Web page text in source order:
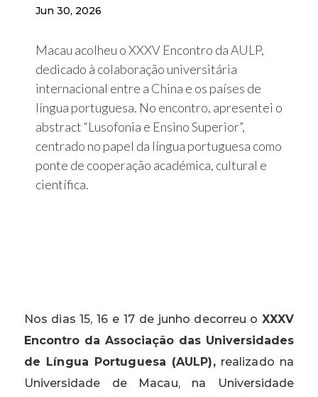
Jun 30, 2026
Macau acolheu o XXXV Encontro da AULP,
dedicado à colaboração universitária
internacional entre a China e os países de
língua portuguesa. No encontro, apresentei o
abstract “Lusofonia e Ensino Superior”,
centrado no papel da língua portuguesa como
ponte de cooperação académica, cultural e
científica.
Nos dias 15, 16 e 17 de junho decorreu oXXXV
Encontro da Associação das Universidades
de Língua Portuguesa (AULP),realizado na
Universidade de Macau, na Universidade